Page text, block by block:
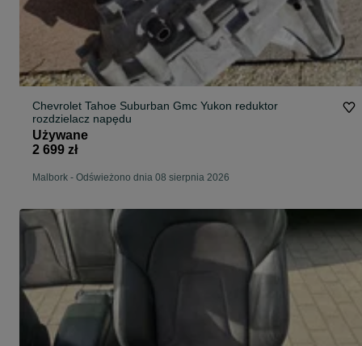
Chevrolet Tahoe Suburban Gmc Yukon reduktor
rozdzielacz napędu
Używane
2 699 zł
Malbork - Odświeżono dnia 08 sierpnia 2026